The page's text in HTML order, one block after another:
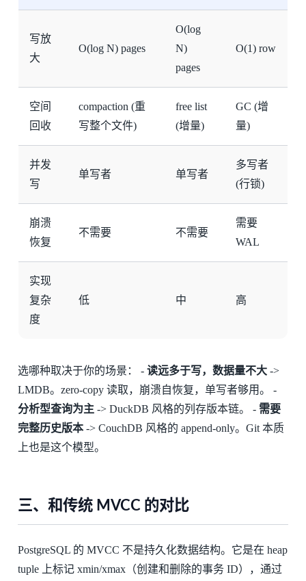
写放
大
O(log N) pages
O(log
N)
pages
O(1) row
空间
回收
compaction (重
写整个文件)
free list
(增量)
GC (增
量)
并发
写
单写者 单写者
多写者
(行锁)
崩溃
恢复
不需要 不需要
需要
WAL
实现
复杂
度
低 中 高
选哪种取决于你的场景： - 读远多于写，数据量不大->
LMDB。zero-copy 读取，崩溃自恢复，单写者够用。 -
分析型查询为主 -> DuckDB 风格的列存版本链。 - 需要
完整历史版本-> CouchDB 风格的 append-only。Git 本质
上也是这个模型。
三、和传统 MVCC 的对比
PostgreSQL 的 MVCC 不是持久化数据结构。它是在 heap
tuple 上标记 xmin/xmax（创建和删除的事务 ID），通过